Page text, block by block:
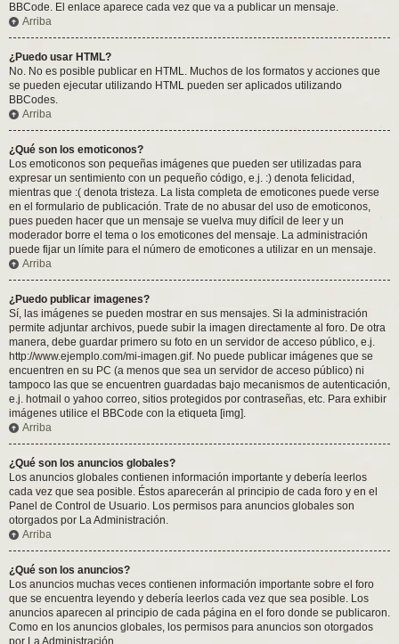
BBCode. El enlace aparece cada vez que va a publicar un mensaje.
Arriba
¿Puedo usar HTML?
No. No es posible publicar en HTML. Muchos de los formatos y acciones que
se pueden ejecutar utilizando HTML pueden ser aplicados utilizando
BBCodes.
Arriba
¿Qué son los emoticonos?
Los emoticonos son pequeñas imágenes que pueden ser utilizadas para
expresar un sentimiento con un pequeño código, e.j. :) denota felicidad,
mientras que :( denota tristeza. La lista completa de emoticones puede verse
en el formulario de publicación. Trate de no abusar del uso de emoticonos,
pues pueden hacer que un mensaje se vuelva muy difícil de leer y un
moderador borre el tema o los emoticones del mensaje. La administración
puede fijar un límite para el número de emoticones a utilizar en un mensaje.
Arriba
¿Puedo publicar imagenes?
Sí, las imágenes se pueden mostrar en sus mensajes. Si la administración
permite adjuntar archivos, puede subir la imagen directamente al foro. De otra
manera, debe guardar primero su foto en un servidor de acceso público, e.j.
http://www.ejemplo.com/mi-imagen.gif. No puede publicar imágenes que se
encuentren en su PC (a menos que sea un servidor de acceso público) ni
tampoco las que se encuentren guardadas bajo mecanismos de autenticación,
e.j. hotmail o yahoo correo, sitios protegidos por contraseñas, etc. Para exhibir
imágenes utilice el BBCode con la etiqueta [img].
Arriba
¿Qué son los anuncios globales?
Los anuncios globales contienen información importante y debería leerlos
cada vez que sea posible. Éstos aparecerán al principio de cada foro y en el
Panel de Control de Usuario. Los permisos para anuncios globales son
otorgados por La Administración.
Arriba
¿Qué son los anuncios?
Los anuncios muchas veces contienen información importante sobre el foro
que se encuentra leyendo y debería leerlos cada vez que sea posible. Los
anuncios aparecen al principio de cada página en el foro donde se publicaron.
Como en los anuncios globales, los permisos para anuncios son otorgados
por La Administración.